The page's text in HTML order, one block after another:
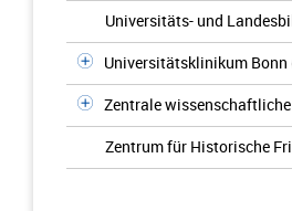
Universitäts- und
Universitätsklinikum Bonn
Zentrale
Zentrum für Historische